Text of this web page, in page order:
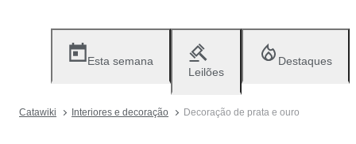
Esta semana
Leilões
Destaques
Catawiki Interiores e decoração Decoração de prata e ouro